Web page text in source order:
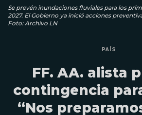
Se prevén inundaciones fluviales para los
2027. El Gobierno ya inició acciones
Foto: Archivo LN
PAÍS
FF. AA. alista
contingencia
“Nos